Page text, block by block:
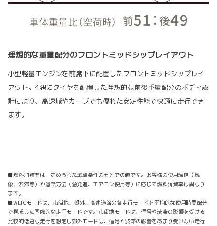
理想的な重量配分のフロントミッドシップレイアウト
小型軽量エンジンを前席下に配置したフロントミッドシップレイ
アウト。4隅にタイヤを配置した理想的な前後重量配分のボディ設
計により、高速域やカーブでも優れた安定性能で快適に走行でき
ます。
■燃料消費率は、定められた試験条件のもとでの値です。お客様の使用環境（気
象、渋滞等）や運転方法（急発進、エアコン使用等）に応じて燃料消費率は異なり
ます。
■WLTCモードは、市街地、郊外、高速道路の各走行モードを平均的な使用時間配分
で構成した国際的な走行モードです。市街地モードは、信号や渋滞の影響を受ける
比較的低速な走行を想定し郊外モードは、信号や渋滞の影響をあまり受けない走行